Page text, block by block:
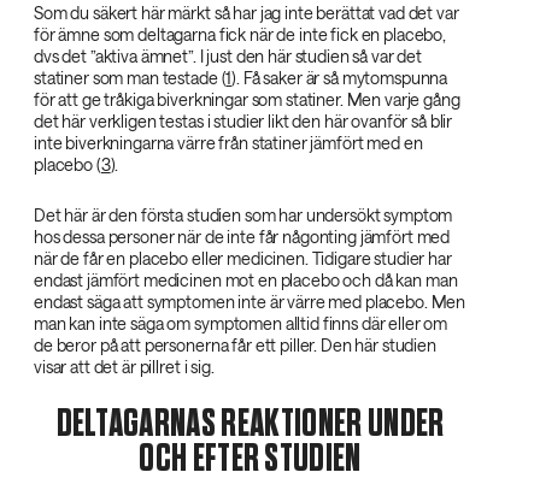
Som du säkert här märkt så har jag inte berättat vad det var
för ämne som deltagarna fick när de inte fick en placebo,
dvs det ”aktiva ämnet”. I just den här studien så var det
statiner som man testade (1). Få saker är så mytomspunna
för att ge tråkiga biverkningar som statiner. Men varje gång
det här verkligen testas i studier likt den här ovanför så blir
inte biverkningarna värre från statiner jämfört med en
placebo (3).
Det här är den första studien som har undersökt symptom
hos dessa personer när de inte får någonting jämfört med
när de får en placebo eller medicinen. Tidigare studier har
endast jämfört medicinen mot en placebo och då kan man
endast säga att symptomen inte är värre med placebo. Men
man kan inte säga om symptomen alltid finns där eller om
de beror på att personerna får ett piller. Den här studien
visar att det är pillret i sig.
DELTAGARNAS REAKTIONER UNDER
OCH EFTER STUDIEN